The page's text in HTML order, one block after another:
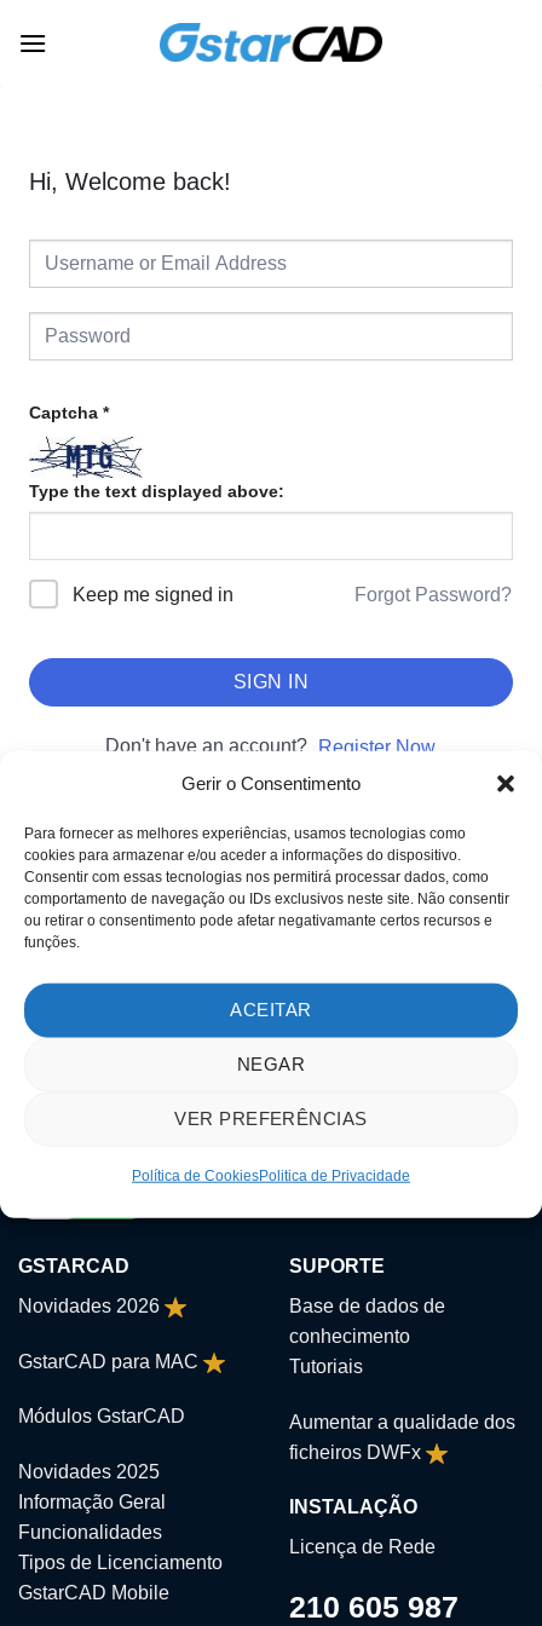
Gerir o Consentimento
Para fornecer as melhores experiências, usamos tecnologias como
cookies para armazenar e/ou aceder a informações do dispositivo.
Consentir com essas tecnologias nos permitirá processar dados, como
comportamento de navegação ou IDs exclusivos neste site. Não consentir
ou retirar o consentimento pode afetar negativamante certos recursos e
funções.
ACEITAR
NEGAR
VER PREFERÊNCIAS
Política de CookiesPolitica de Privacidade
Hi, Welcome back!
Captcha *
Type the text displayed above:
Keep me signed in Forgot Password?
SIGN IN
Don't have an account? Register Now
SOBRE NÓS
Sobre nós
Clientes
MÉTODOS DE PAGAMENTO
GSTARCAD
Novidades 2026
GstarCAD para MAC
Módulos GstarCAD
Novidades 2025
Informação Geral
Funcionalidades
Tipos de Licenciamento
GstarCAD Mobile
SUPORTE
Base de dados de
conhecimento
Tutoriais
Aumentar a qualidade dos
ficheiros DWFx
INSTALAÇÃO
Licença de Rede
210 605 987